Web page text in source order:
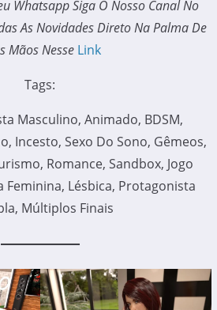
Whatsapp Siga O Nosso Canal No
As Novidades Direto Na Palma De
Mãos Nesse Link
Tags:
Masculino, Animado, BDSM,
Incesto, Sexo Do Sono, Gêmeos,
Romance, Sandbox, Jogo
Feminina, Lésbica, Protagonista
Múltiplos Finais